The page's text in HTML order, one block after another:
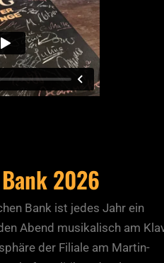
2026
Bank ist jedes Jahr ein
Abend musikalisch am
der Filiale am Martin-